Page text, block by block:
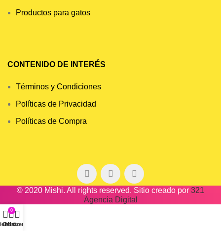
Productos para gatos
CONTENIDO DE INTERÉS
Términos y Condiciones
Políticas de Privacidad
Políticas de Compra
© 2020 Mishi. All rights reserved. Sitio creado por 321
Agencia Digital
0
Carrito
Mi cuenta